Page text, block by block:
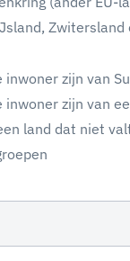
Zwitersland
zijn van
zijn van
land dat niet